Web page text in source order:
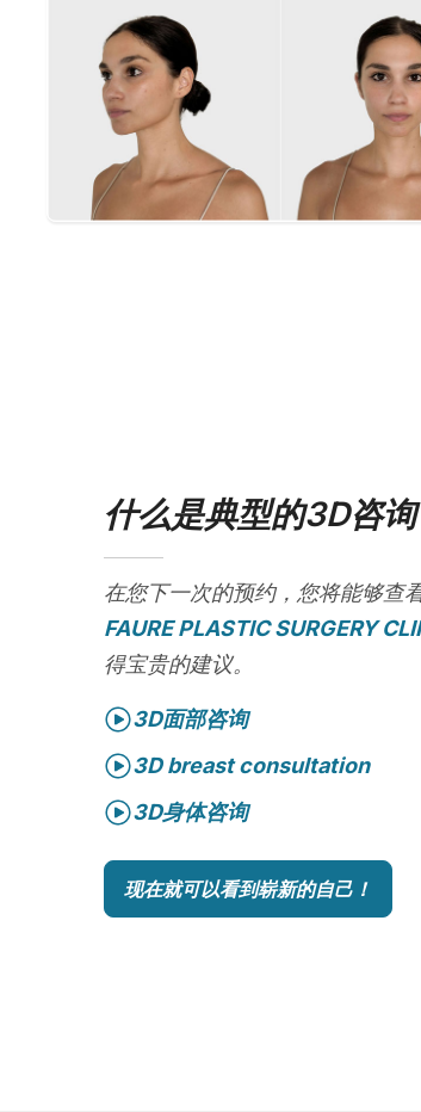
什么是典型的3D咨
在您下一次的预约，您将能够查
FAURE PLASTIC SURGERY
得宝贵的建议。
3D面部咨询
3D breast consultation
3D身体咨询
现在就可以看到崭新的自己！